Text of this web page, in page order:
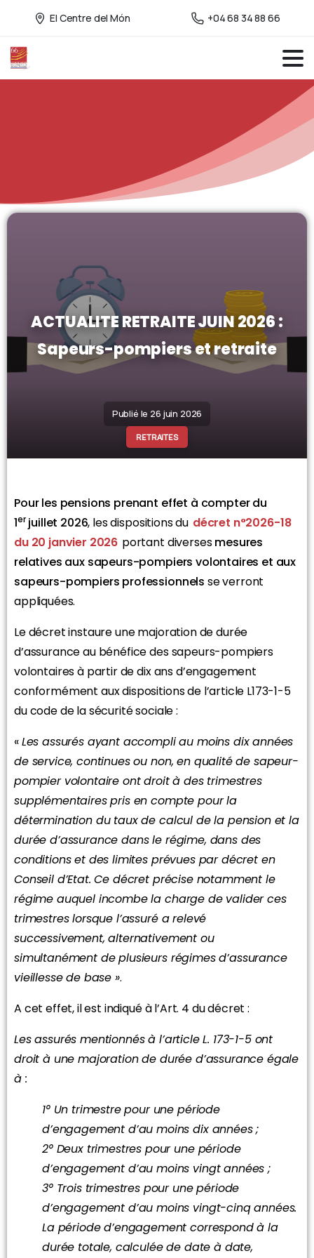
El Centre del Món +04 68 34 88 66
ACTUALITE RETRAITE JUIN 2026 :
Sapeurs-pompiers et retraite
Publié le 26 juin 2026
RETRAITES
Pour les pensions prenant effet à compter du
1erjuillet 2026, les dispositions du décret n°2026-18
du 20 janvier 2026 portant diversesmesures
relatives aux sapeurs-pompiers volontaires et aux
sapeurs-pompiers professionnels se verront
appliquées.
Le décret instaure une majoration de durée
d’assurance au bénéfice des sapeurs-pompiers
volontaires à partir de dix ans d’engagement
conformément aux dispositions de l’article L173-1-5
du code de la sécurité sociale :
«Les assurés ayant accompli au moins dix années
de service, continues ou non, en qualité de sapeur-
pompier volontaire ont droit à des trimestres
supplémentaires pris en compte pour la
détermination du taux de calcul de la pension et la
durée d’assurance dans le régime, dans des
conditions et des limites prévues par décret en
Conseil d’Etat. Ce décret précise notamment le
régime auquel incombe la charge de valider ces
trimestres lorsque l’assuré a relevé
successivement, alternativement ou
simultanément de plusieurs régimes d’assurance
vieillesse de base ».
A cet effet, il est indiqué à l’Art. 4 du décret :
Les assurés mentionnés à l’article L. 173-1-5 ont
droit à une majoration de durée d’assurance égale
à :
1° Un trimestre pour une période
d’engagement d’au moins dix années ;
2° Deux trimestres pour une période
d’engagement d’au moins vingt années ;
3° Trois trimestres pour une période
d’engagement d’au moins vingt-cinq années.
La période d’engagement correspond à la
durée totale, calculée de date à date,